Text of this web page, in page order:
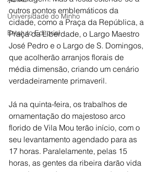
Universidade do Minho
Estatuto Editorial
outros pontos emblemáticos da
cidade, como a Praça da República, a
Praça da Liberdade, o Largo Maestro
José Pedro e o Largo de S. Domingos,
que acolherão arranjos florais de
média dimensão, criando um cenário
verdadeiramente primaveril.
Já na quinta-feira, os trabalhos de
ornamentação do majestoso arco
florido de Vila Mou terão início, com o
seu levantamento agendado para as
17 horas. Paralelamente, pelas 15
horas, as gentes da ribeira darão vida